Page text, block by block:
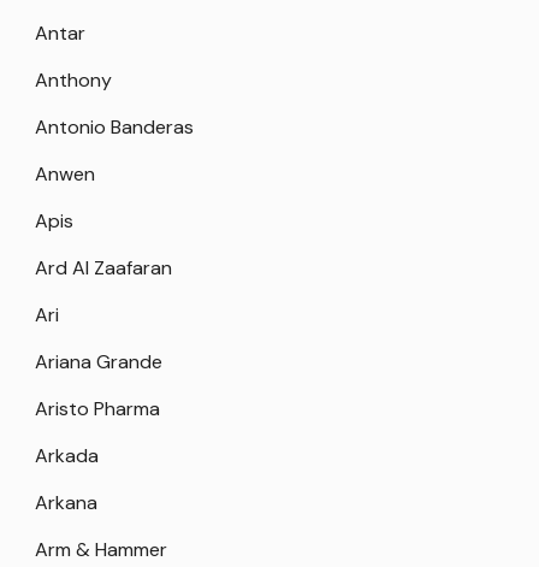
Antar
Anthony
Antonio Banderas
Anwen
Apis
Ard Al Zaafaran
Ari
Ariana Grande
Aristo Pharma
Arkada
Arkana
Arm & Hammer